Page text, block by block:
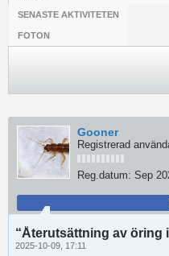
SENASTE AKTIVITETEN
FOTON
Gooner
Registrerad
Reg.datum: Sep
“Återutsättning av öring
2025-10-09, 17:11